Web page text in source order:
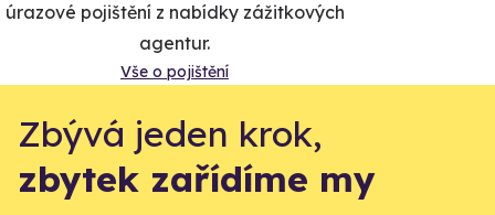
úrazové pojištění z nabídky zážitkových
agentur.
Vše o pojištění
Zbývá jeden krok,
zbytek zařídíme my